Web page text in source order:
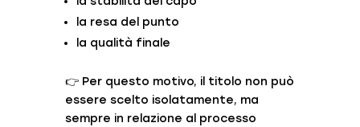
la resa del punto
la qualità finale
👉 Per questo motivo, il titolo non può
essere scelto isolatamente, ma
sempre in relazione al processo